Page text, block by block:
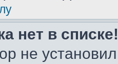
нет в списке!
не